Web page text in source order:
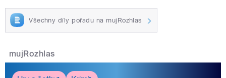
Všechny díly pořadu na mujRozhlas
mujRozhlas